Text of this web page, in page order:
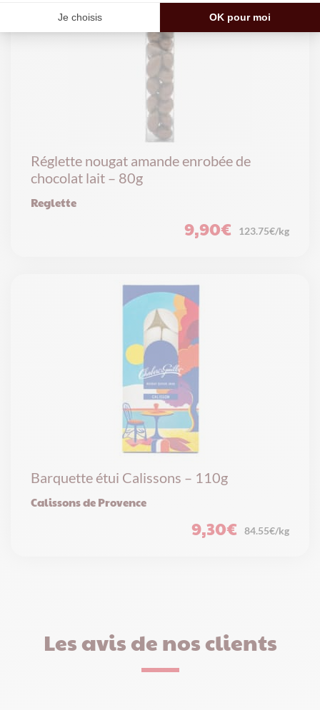
Réglette nougat amande enrobée de
chocolat lait – 80g
Reglette
9,90€ 123.75€/kg
Barquette étui Calissons – 110g
Calissons de Provence
9,30€ 84.55€/kg
Les avis de nos clients